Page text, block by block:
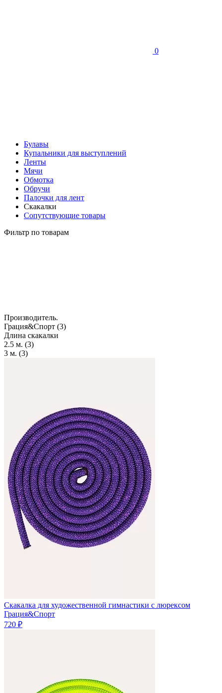
0
Булавы
Купальники для выступлений
Ленты
Мячи
Обмотка
Обручи
Палочки для лент
Скакалки
Сопутствующие товары
Фильтр по товарам
Производитель.
Грация&Спорт (3)
Длина скакалки
2.5 м. (3)
3 м. (3)
Скакалка для художественной гимнастики с люрексом
Грация&Спорт
720 ₽